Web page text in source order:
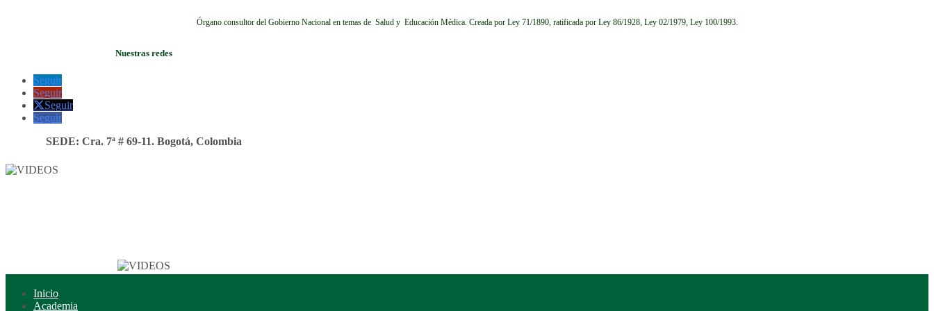
Órgano consultor del Gobierno Nacional en temas de Salud y Educación Médica. Creada por Ley 71/1890, ratificada por Ley 86/1928, Ley 02/1979, Ley 100/1993.
Nuestras redes
Seguir
Seguir
Seguir
Seguir
SEDE: Cra. 7ª # 69-11. Bogotá, Colombia
Inicio
Academia